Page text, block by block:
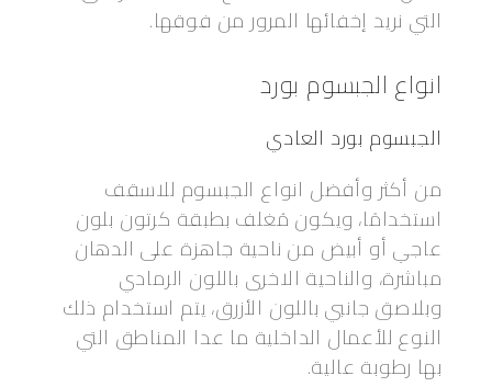
التي نريد إخفائها المرور من فوقها.
انواع الجبسوم بورد
الجبسوم بورد العادي
من أكثر وأفضل انواع الجبسوم للاسقف
استخدامًا، ويكون مُغلف بطبقة كرتون بلون
عاجي أو أبيض من ناحية جاهزة على الدهان
مباشرة، والناحية الاخرى باللون الرمادي
وبلاصق جانبي باللون الأزرق، يتم استخدام ذلك
النوع للأعمال الداخلية ما عدا المناطق التي
بها رطوبة عالية.